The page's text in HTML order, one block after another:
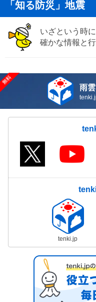
「知る防災」地震
いざという時
確かな情報と
雨
tenki.jp